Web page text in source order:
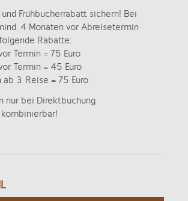
Frühbucherrabatt sichern! Bei
4 Monaten vor Abreisetermin
Rabatte:
Termin = 75 Euro
Termin = 45 Euro
3. Reise = 75 Euro
nur bei Direktbuchung